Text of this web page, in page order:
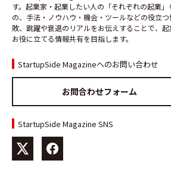
す。起業家・起業したい人の「それぞれの起業
の、手法・ノウハウ・機会・ツールなどの役立
敗、跳躍や衰退のリアルをお伝えすることで、
お役に立てる情報共有を目指します。
StartupSide Magazineへのお問い合わせ
お問合わせフォーム
StartupSide Magazine SNS